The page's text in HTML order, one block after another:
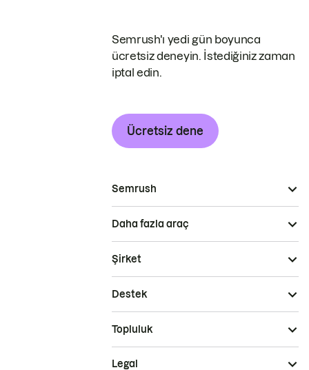
Semrush'ı yedi gün boyunca
ücretsiz deneyin. İstediğiniz zaman
iptal edin.
Ücretsiz dene
Semrush
Daha fazla araç
Şirket
Destek
Topluluk
Legal